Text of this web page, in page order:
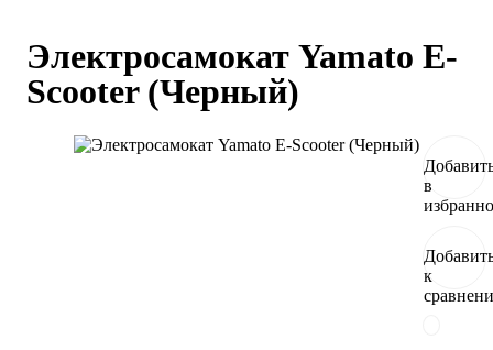
Электросамокат Yamato E-
Scooter (Черный)
в
к